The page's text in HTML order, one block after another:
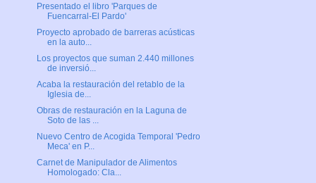
Presentado el libro 'Parques de
Fuencarral-El Pardo'
Proyecto aprobado de barreras acústicas
en la auto...
Los proyectos que suman 2.440 millones
de inversió...
Acaba la restauración del retablo de la
Iglesia de...
Obras de restauración en la Laguna de
Soto de las ...
Nuevo Centro de Acogida Temporal 'Pedro
Meca' en P...
Carnet de Manipulador de Alimentos
Homologado: Cla...